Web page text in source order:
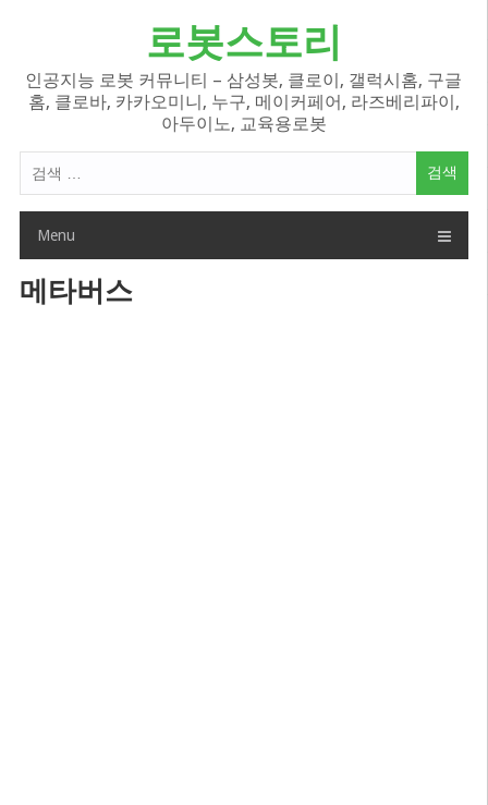
로봇스토리
인공지능 로봇 커뮤니티 – 삼성봇, 클로이, 갤럭시홈, 구글
홈, 클로바, 카카오미니, 누구, 메이커페어, 라즈베리파이,
아두이노, 교육용로봇
색
Menu
메타버스